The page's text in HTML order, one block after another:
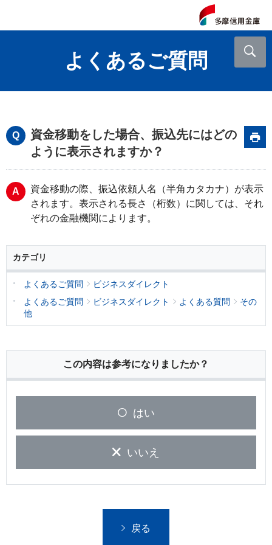
よくあるご質問
資金移動をした場合、振込先にはどの
ように表示されますか？
資金移動の際、振込依頼人名（半角カタカナ）が表示
されます。表示される長さ（桁数）に関しては、それ
ぞれの金融機関によります。
カテゴリ
よくあるご質問
ビジネスダイレクト
よくあるご質問
ビジネスダイレクト よくある質問
その
他
この内容は参考になりましたか？
はい
いいえ
戻る